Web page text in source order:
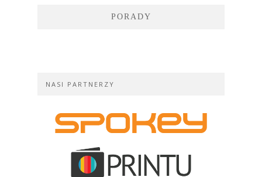
PORADY
NASI PARTNERZY